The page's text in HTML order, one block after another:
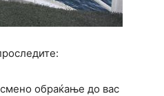
обраќање до вас